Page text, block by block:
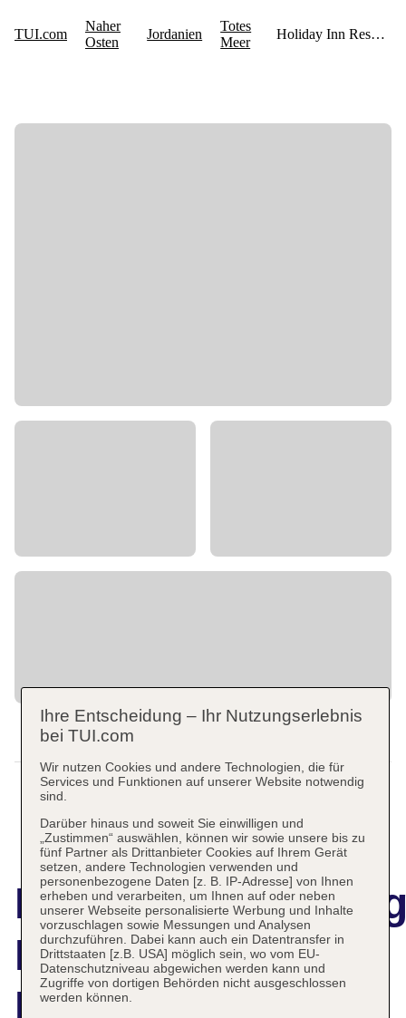
Holiday Inn
Resort Dead Sea
Ihre Entscheidung – Ihr Nutzungserlebnis
bei TUI.com
Wir nutzen Cookies und andere Technologien, die für
Services und Funktionen auf unserer Website notwendig
sind.
Darüber hinaus und soweit Sie einwilligen und
„Zustimmen“ auswählen, können wir sowie unsere bis zu
fünf Partner als Drittanbieter Cookies auf Ihrem Gerät
setzen, andere Technologien verwenden und
personenbezogene Daten [z. B. IP-Adresse] von Ihnen
erheben und verarbeiten, um Ihnen auf oder neben
unserer Webseite personalisierte Werbung und Inhalte
vorzuschlagen sowie Messungen und Analysen
durchzuführen. Dabei kann auch ein Datentransfer in
Drittstaaten [z.B. USA] möglich sein, wo vom EU-
Datenschutzniveau abgewichen werden kann und
Zugriffe von dortigen Behörden nicht ausgeschlossen
werden können.